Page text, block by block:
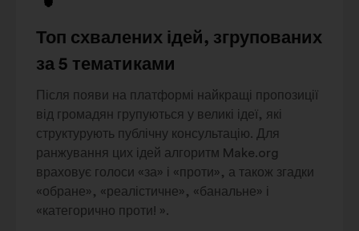
Топ схвалених ідей, згрупованих
за 5 тематиками
Після появи на платформі найкращі пропозиції
від громадян групуються у великі ідеї, які
структурують публічну консультацію. Для
ранжування цих ідей алгоритм Make.org
враховує голоси «за» і «проти», а також згадки
«обране», «реалістичне», «банальне» і
«категорично проти! ».